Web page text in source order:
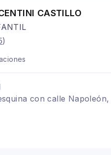
CASTILLO
)
con calle Napoleón,